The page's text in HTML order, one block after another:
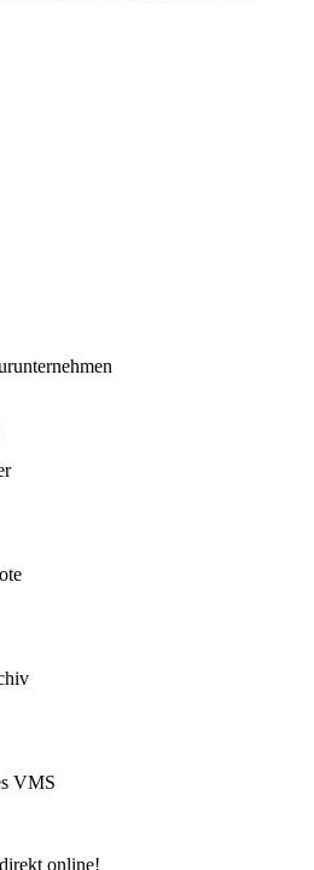
VMS
online!